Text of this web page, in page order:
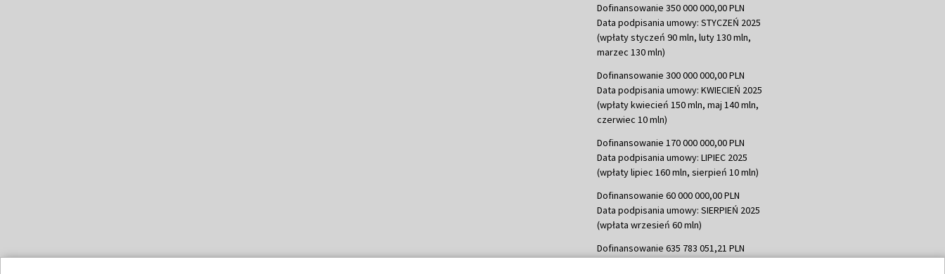
Dofinansowanie 350 000 000,00 PLN
Data podpisania umowy: STYCZEŃ 2025
(wpłaty styczeń 90 mln, luty 130 mln,
marzec 130 mln)
Dofinansowanie 300 000 000,00 PLN
Data podpisania umowy: KWIECIEŃ 2025
(wpłaty kwiecień 150 mln, maj 140 mln,
czerwiec 10 mln)
Dofinansowanie 170 000 000,00 PLN
Data podpisania umowy: LIPIEC 2025
(wpłaty lipiec 160 mln, sierpień 10 mln)
Dofinansowanie 60 000 000,00 PLN
Data podpisania umowy: SIERPIEŃ 2025
(wpłata wrzesień 60 mln)
Dofinansowanie 635 783 051,21 PLN